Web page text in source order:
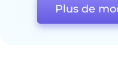
Plus de